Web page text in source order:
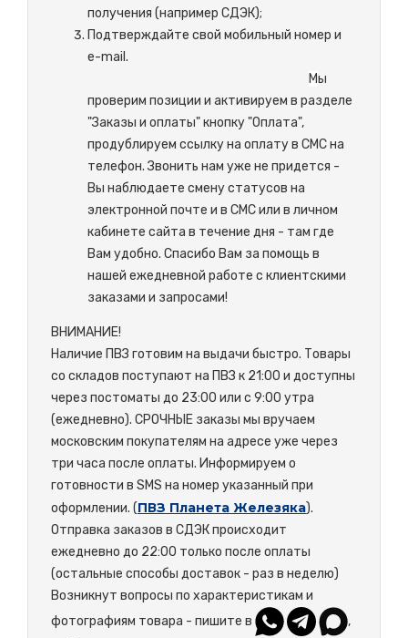
получения (например СДЭК);
Подтверждайте свой мобильный номер и
e-mail.
Мы
проверим позиции и активируем в разделе
"Заказы и оплаты" кнопку "Оплата",
продублируем ссылку на оплату в СМС на
телефон. Звонить нам уже не придется -
Вы наблюдаете смену статусов на
электронной почте и в СМС или в личном
кабинете сайта в течение дня - там где
Вам удобно. Спасибо Вам за помощь в
нашей ежедневной работе с клиентскими
заказами и запросами!
ВНИМАНИЕ!
Наличие ПВЗ готовим на выдачи быстро. Товары
со складов поступают на ПВЗ к 21:00 и доступны
через постоматы до 23:00 или с 9:00 утра
(ежедневно). СРОЧНЫЕ заказы мы вручаем
московским покупателям на адресе уже через
три часа после оплаты. Информируем о
готовности в SMS на номер указанный при
оформлении. (ПВЗ Планета Железяка).
Отправка заказов в СДЭК происходит
ежедневно до 22:00 только после оплаты
(остальные способы доставок - раз в неделю)
Возникнут вопросы по характеристикам и
фотографиям товара - пишите в
,